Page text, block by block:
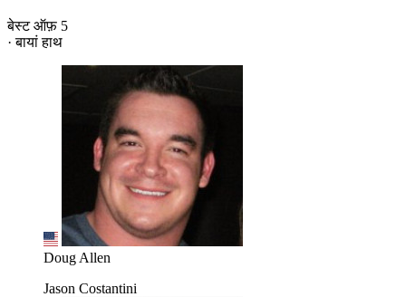
बेस्ट ऑफ़ 5
· बायां हाथ
Doug Allen
Jason Costantini